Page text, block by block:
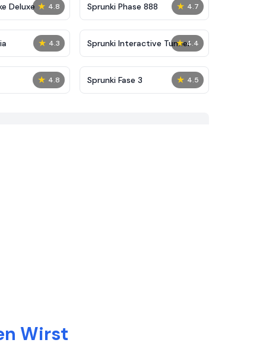
★ 4.8
Deluxe ★ 4.7
Sprunki Phase 888
★ 4.3 ★ 4.4
Sprunki Interactive Tunner
★ 4.8 ★ 4.5
Sprunki Fase 3
Wirst